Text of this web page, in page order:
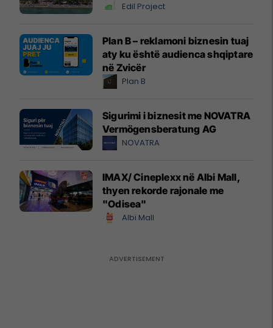
Edil Project
Plan B – reklamoni biznesin tuaj
aty ku është audienca shqiptare
në Zvicër
Plan B
Sigurimi i biznesit me NOVATRA
Vermögensberatung AG
NOVATRA
IMAX/ Cineplexx në Albi Mall,
thyen rekorde rajonale me
"Odisea"
Albi Mall